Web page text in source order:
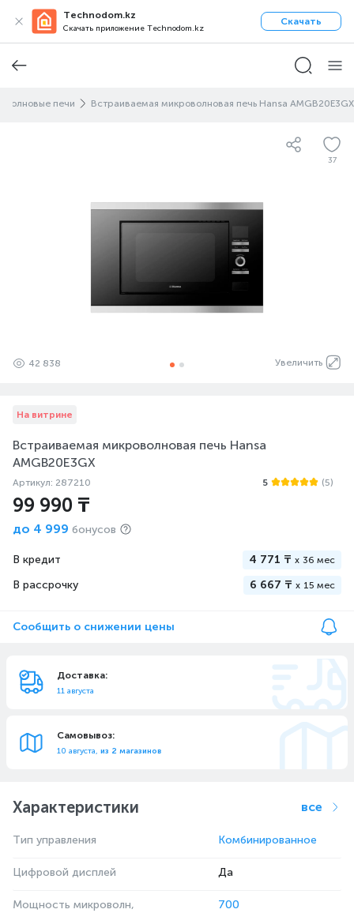
Technodom.kz
Скачать приложение Technodom.kz
Скачать
печи Встраиваемая микроволновая печь Hansa AMGB20E3GX
37
Увеличить
42 838
На витрине
Встраиваемая микроволновая печь Hansa
AMGB20E3GX
Артикул: 287210 5 (5)
99 990 ₸
до 4 999 бонусов
В кредит 4 771 ₸ x 36 мес
В рассрочку 6 667 ₸ x 15 мес
Сообщить о снижении цены
Доставка:
11 августа
Самовывоз:
10 августа, из 2 магазинов
Характеристики все
Тип управления Комбинированное
Цифровой дисплей Да
Мощность микроволн,
700